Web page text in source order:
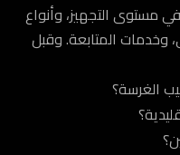
مستوى التجهيز، وأنواع
وخدمات المتابعة. وقبل
الغرسة؟